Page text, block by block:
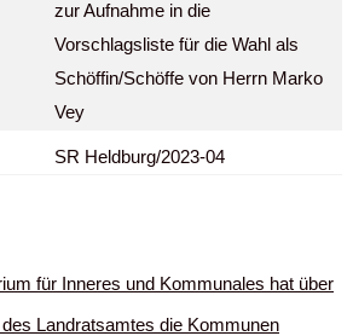
zur Aufnahme in die
Vorschlagsliste für die Wahl als
Schöffin/Schöffe von Herrn Marko
Vey
SR Heldburg/2023-04
für Inneres und Kommunales hat über
Landratsamtes die Kommunen